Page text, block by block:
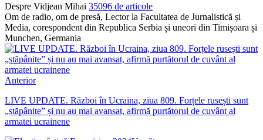
Despre Vidjean Mihai 35096 de articole
Om de radio, om de presă, Lector la Facultatea de Jurnalistică și
Media, corespondent din Republica Serbia și uneori din Timișoara și
Munchen, Germania
Anterior
LIVE UPDATE. Război în Ucraina, ziua 809. Forțele rusești sunt
„stăpânite” și nu au mai avansat, afirmă purtătorul de cuvânt al
armatei ucrainene